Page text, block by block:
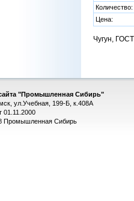
Количество:
Цена:
Чугун,
"Промышленная Сибирь"
ул.Учебная, 199-Б, к.408А
01.11.2000
Промышленная Сибирь